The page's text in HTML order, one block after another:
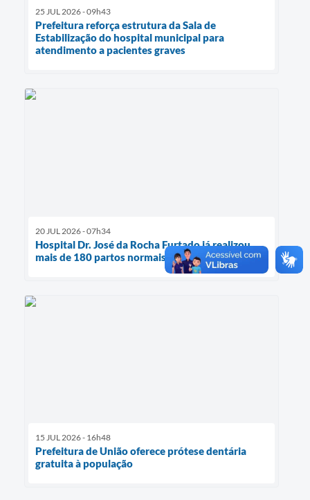
25 JUL 2026 - 09h43
Prefeitura reforça estrutura da Sala de
Estabilização do hospital municipal para
atendimento a pacientes graves
20 JUL 2026 - 07h34
Hospital Dr. José da Rocha Furtado já realizou
mais de 180 partos normais entre 2025 e 2026
15 JUL 2026 - 16h48
Prefeitura de União oferece prótese dentária
gratuita à população